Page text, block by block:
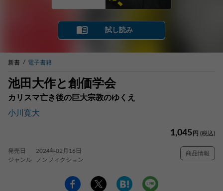
試し読み
新書 電子書籍
池田大作と創価学会
カリスマ亡き後の巨大宗教のゆくえ
小川寛大
1,045 円 (税込)
発売日
2024年02月16日
ジャンル
ノンフィクション
商品情報